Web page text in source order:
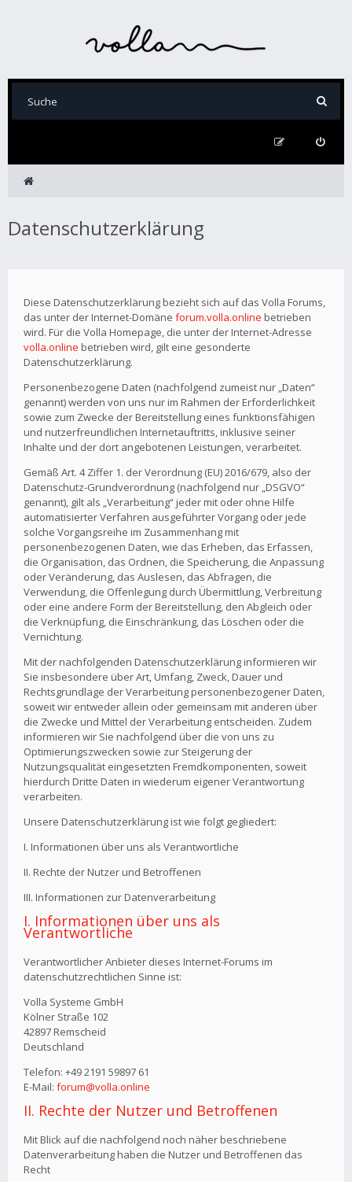
Datenschutzerklärung
Diese Datenschutzerklärung bezieht sich auf das Volla Forums,
das unter der Internet-Domäne forum.volla.online betrieben
wird. Für die Volla Homepage, die unter der Internet-Adresse
volla.online betrieben wird, gilt eine gesonderte
Datenschutzerklärung.
Personenbezogene Daten (nachfolgend zumeist nur „Daten“
genannt) werden von uns nur im Rahmen der Erforderlichkeit
sowie zum Zwecke der Bereitstellung eines funktionsfähigen
und nutzerfreundlichen Internetauftritts, inklusive seiner
Inhalte und der dort angebotenen Leistungen, verarbeitet.
Gemäß Art. 4 Ziffer 1. der Verordnung (EU) 2016/679, also der
Datenschutz-Grundverordnung (nachfolgend nur „DSGVO“
genannt), gilt als „Verarbeitung“ jeder mit oder ohne Hilfe
automatisierter Verfahren ausgeführter Vorgang oder jede
solche Vorgangsreihe im Zusammenhang mit
personenbezogenen Daten, wie das Erheben, das Erfassen,
die Organisation, das Ordnen, die Speicherung, die Anpassung
oder Veränderung, das Auslesen, das Abfragen, die
Verwendung, die Offenlegung durch Übermittlung, Verbreitung
oder eine andere Form der Bereitstellung, den Abgleich oder
die Verknüpfung, die Einschränkung, das Löschen oder die
Vernichtung.
Mit der nachfolgenden Datenschutzerklärung informieren wir
Sie insbesondere über Art, Umfang, Zweck, Dauer und
Rechtsgrundlage der Verarbeitung personenbezogener Daten,
soweit wir entweder allein oder gemeinsam mit anderen über
die Zwecke und Mittel der Verarbeitung entscheiden. Zudem
informieren wir Sie nachfolgend über die von uns zu
Optimierungszwecken sowie zur Steigerung der
Nutzungsqualität eingesetzten Fremdkomponenten, soweit
hierdurch Dritte Daten in wiederum eigener Verantwortung
verarbeiten.
Unsere Datenschutzerklärung ist wie folgt gegliedert:
I. Informationen über uns als Verantwortliche
II. Rechte der Nutzer und Betroffenen
III. Informationen zur Datenverarbeitung
I. Informationen über uns als
Verantwortliche
Verantwortlicher Anbieter dieses Internet-Forums im
datenschutzrechtlichen Sinne ist:
Volla Systeme GmbH
Kölner Straße 102
42897 Remscheid
Deutschland
Telefon: +49 2191 59897 61
E-Mail: forum@volla.online
II. Rechte der Nutzer und Betroffenen
Mit Blick auf die nachfolgend noch näher beschriebene
Datenverarbeitung haben die Nutzer und Betroffenen das
Recht